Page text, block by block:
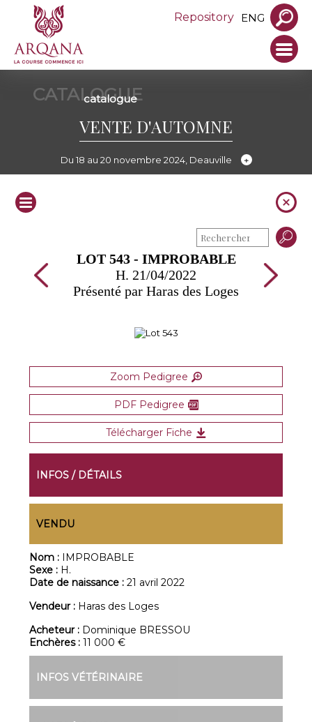
Repository ENG
CATALOGUE
catalogue
VENTE D'AUTOMNE
Du 18 au 20 novembre 2024, Deauville
LOT 543 - IMPROBABLE
H. 21/04/2022
Présenté par Haras des Loges
Zoom Pedigree
PDF Pedigree
Télécharger Fiche
INFOS / DÉTAILS
VENDU
Nom : IMPROBABLE
Sexe : H.
Date de naissance :21 avril 2022
Vendeur : Haras des Loges
Acheteur : Dominique BRESSOU
Enchères :11 000 €
INFOS VÉTÉRINAIRE